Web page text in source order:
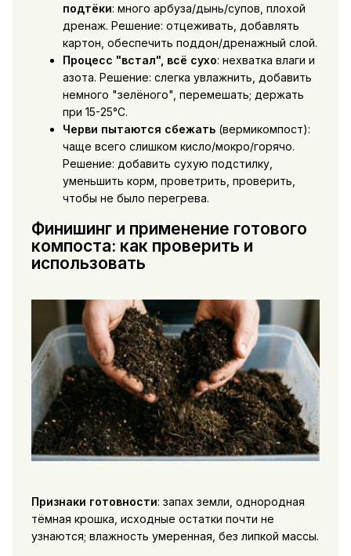
подтёки: много арбуза/дынь/супов, плохой
дренаж. Решение: отцеживать, добавлять
картон, обеспечить поддон/дренажный слой.
Процесс "встал", всё сухо: нехватка влаги и
азота. Решение: слегка увлажнить, добавить
немного "зелёного", перемешать; держать
при 15-25°C.
Черви пытаются сбежать(вермикомпост):
чаще всего слишком кисло/мокро/горячо.
Решение: добавить сухую подстилку,
уменьшить корм, проветрить, проверить,
чтобы не было перегрева.
Финишинг и применение готового
компоста: как проверить и
использовать
Признаки готовности: запах земли, однородная
тёмная крошка, исходные остатки почти не
узнаются; влажность умеренная, без липкой массы.